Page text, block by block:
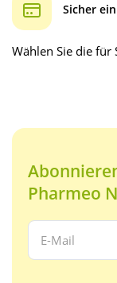
Sicher
Wählen Sie die für
Pharmeo
Ihre E-Mail